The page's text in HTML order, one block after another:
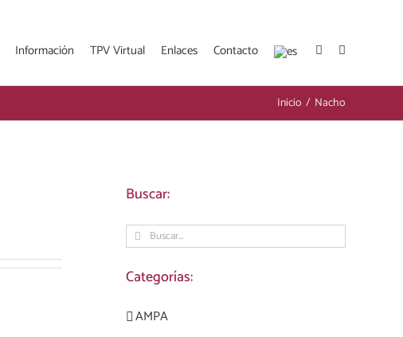
Información TPV Virtual Enlaces Contacto
Inicio / Nacho
Buscar:
Buscar:
Categorías:
AMPA